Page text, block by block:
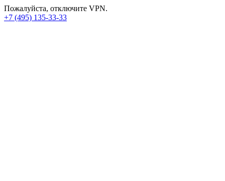
Пожалуйста, отключите VPN.
+7 (495) 135-33-33